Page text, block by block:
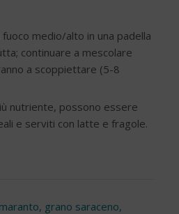
fuoco medio/alto in una padella
continuare a mescolare
a scoppiettare (5-8
nutriente, possono essere
e serviti con latte e fragole.
grano saraceno,